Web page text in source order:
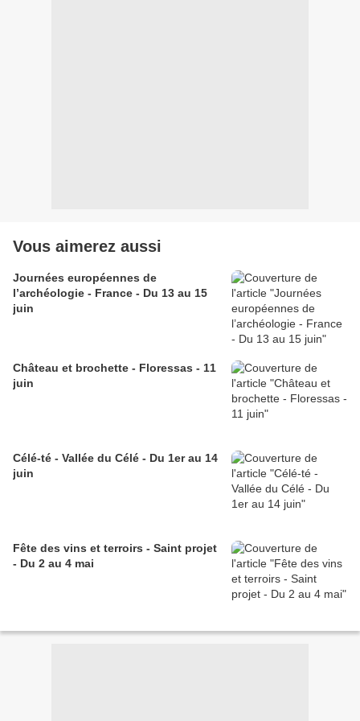
Vous aimerez aussi
Journées européennes de
l’archéologie - France - Du 13 au 15
juin
Château et brochette - Floressas - 11
juin
Célé-té - Vallée du Célé - Du 1er au 14
juin
Fête des vins et terroirs - Saint projet
- Du 2 au 4 mai